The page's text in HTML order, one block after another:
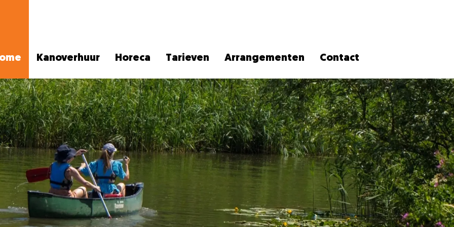
Kanoverhuur Horeca Tarieven Arrangementen Contact